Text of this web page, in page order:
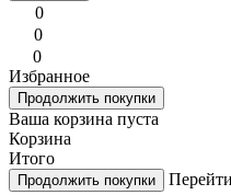
0
0
0
Избранное
Продолжить покупки
Ваша корзина пуста
Корзина
Итого
Продолжить покупки